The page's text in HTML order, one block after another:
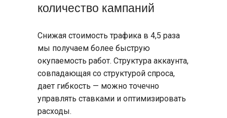
количество кампаний
Снижая стоимость трафика в 4,5 раза
мы получаем более быструю
окупаемость работ. Структура аккаунта,
совпадающая со структурой спроса,
дает гибкость — можно точечно
управлять ставками и оптимизировать
расходы.